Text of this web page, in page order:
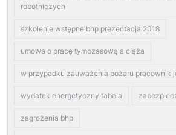
robotniczych
szkolenie wstępne bhp prezentacja 2018
umowa o pracę tymczasową a ciąża
w przypadku zauważenia pożaru pracownik
wydatek energetyczny tabela
zagrożenia bhp